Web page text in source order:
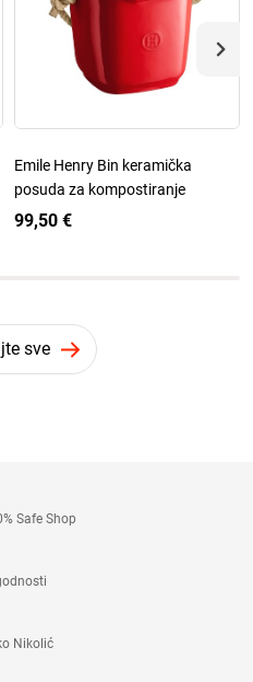
Emile Henry Bin keramička
posuda za kompostiranje
99,50 €
sve
Safe Shop
Nikolić